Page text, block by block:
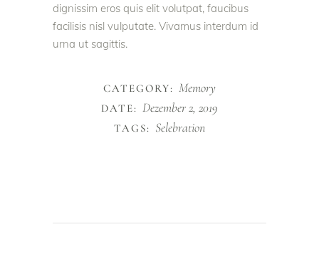
dignissim eros quis elit volutpat, faucibus
facilisis nisl vulputate. Vivamus interdum id
urna ut sagittis.
CATEGORY: Memory
DATE: Dezember 2, 2019
TAGS: Selebration